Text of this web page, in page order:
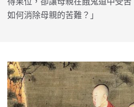
如何消除母親的苦難？」